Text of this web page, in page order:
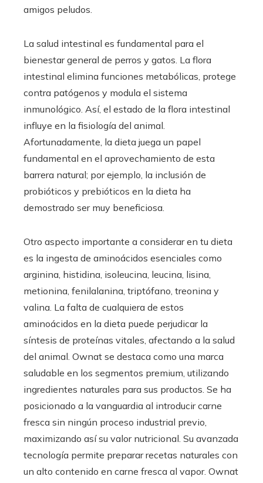
amigos peludos.
La salud intestinal es fundamental para el
bienestar general de perros y gatos. La flora
intestinal elimina funciones metabólicas, protege
contra patógenos y modula el sistema
inmunológico. Así, el estado de la flora intestinal
influye en la fisiología del animal.
Afortunadamente, la dieta juega un papel
fundamental en el aprovechamiento de esta
barrera natural; por ejemplo, la inclusión de
probióticos y prebióticos en la dieta ha
demostrado ser muy beneficiosa.
Otro aspecto importante a considerar en tu dieta
es la ingesta de aminoácidos esenciales como
arginina, histidina, isoleucina, leucina, lisina,
metionina, fenilalanina, triptófano, treonina y
valina. La falta de cualquiera de estos
aminoácidos en la dieta puede perjudicar la
síntesis de proteínas vitales, afectando a la salud
del animal. Ownat se destaca como una marca
saludable en los segmentos premium, utilizando
ingredientes naturales para sus productos. Se ha
posicionado a la vanguardia al introducir carne
fresca sin ningún proceso industrial previo,
maximizando así su valor nutricional. Su avanzada
tecnología permite preparar recetas naturales con
un alto contenido en carne fresca al vapor. Ownat